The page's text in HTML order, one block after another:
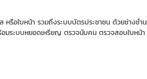
รือใบหน้า รวมถึงระบบบัตรประชาชน ด้วยช่างช
ระบบหยอดเหรียญ ตรวจนับคน ตรวจสอบใบหน้า